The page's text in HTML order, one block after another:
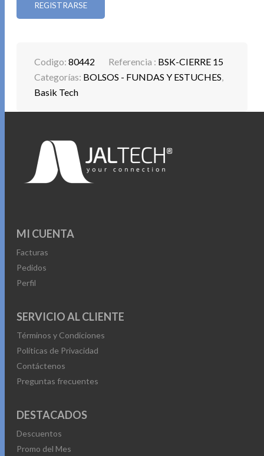
REGISTRARSE
Codigo:80442 Referencia : BSK-CIERRE 15
Categorías: BOLSOS - FUNDAS Y ESTUCHES,
Basik Tech
MI CUENTA
Facturas
Pedidos
Perfil
SERVICIO AL CLIENTE
Términos y Condiciones
Políticas de Privacidad
Contáctenos
Preguntas frecuentes
DESTACADOS
Descuentos
Promo del Mes